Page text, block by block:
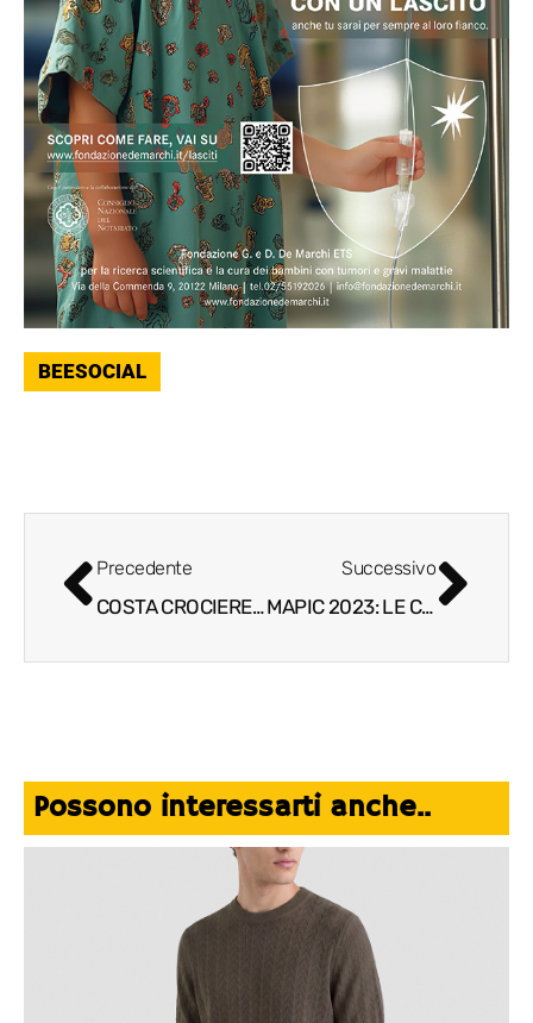
BEESOCIAL
Precedente
COSTA CROCIERE FESTEGGIA I SUOI 75 ANNI INSIEME A VANITY FAIR
Successivo
MAPIC 2023: LE CONFERENZE, IL PROGRAMMA, I RELATORI E TUTTI GLI EVENTI
Possono interessarti anche..